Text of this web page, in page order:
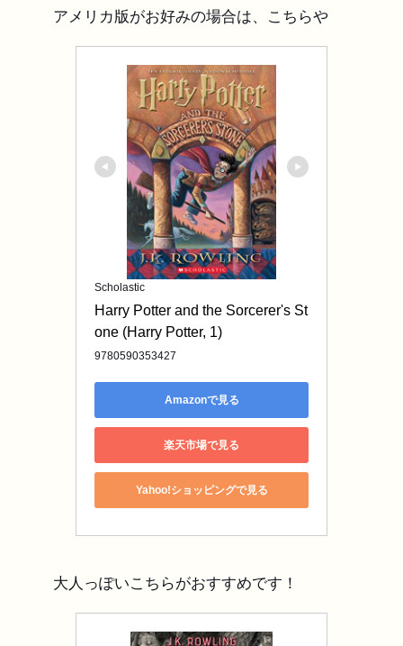
アメリカ版がお好みの場合は、こちらや
Scholastic
Harry Potter and the Sorcerer's St
one (Harry Potter, 1)
9780590353427
Amazonで見る
楽天市場で見る
Yahoo!ショッピングで見る
大人っぽいこちらがおすすめです！